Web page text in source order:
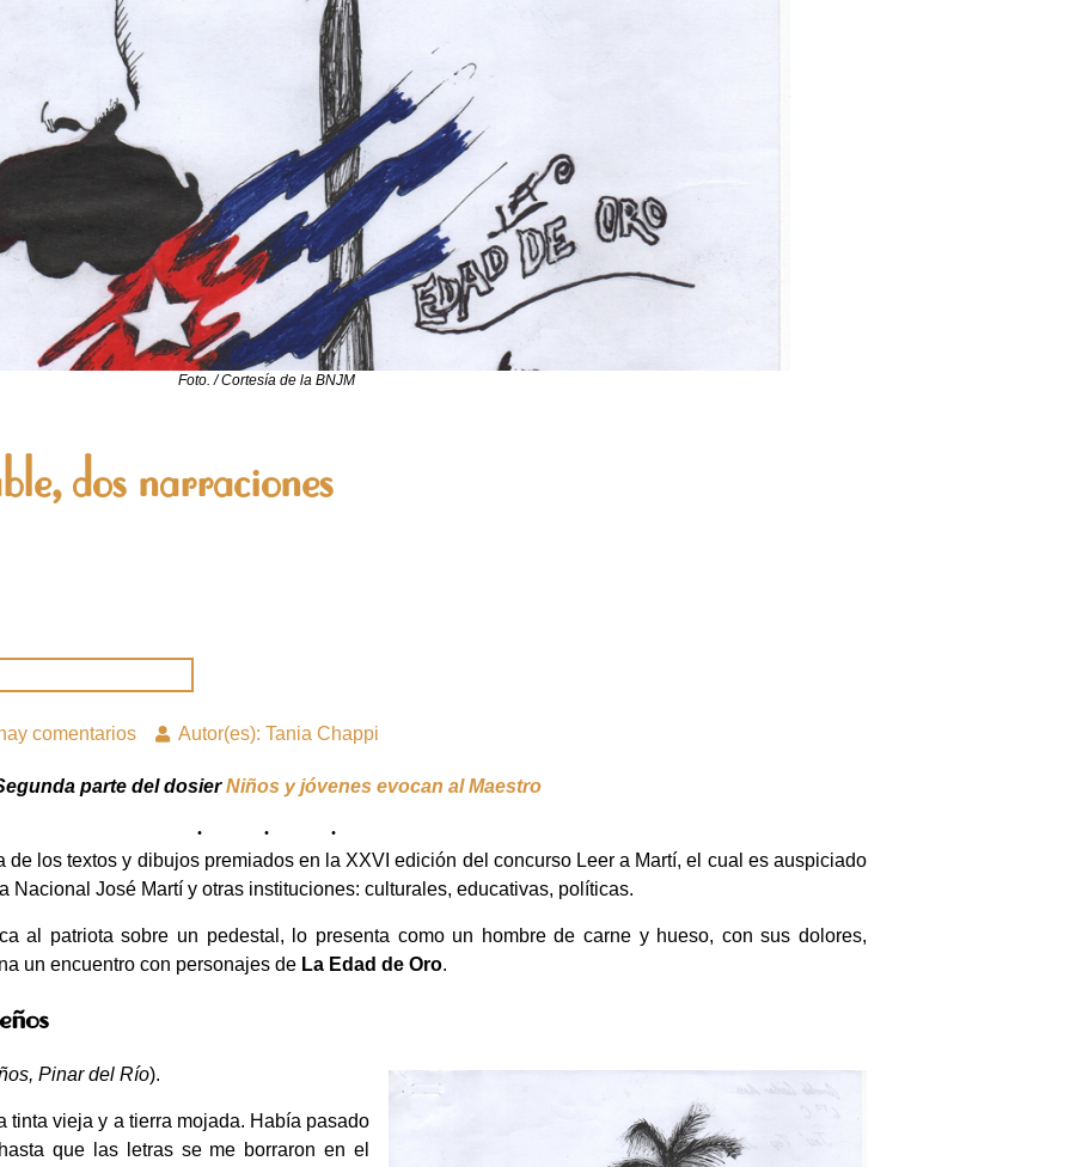
Foto. / Cortesía de la BNJM
dos narraciones
comentarios Autor(es): Tania Chappi
parte del dosierNiños y jóvenes evocan al Maestro
de los textos y dibujos premiados en la XXVI edición del concurso Leer a Martí, el cual es auspiciado
Nacional José Martí y otras instituciones: culturales, educativas, políticas.
al patriota sobre un pedestal, lo presenta como un hombre de carne y hueso, con sus dolores,
un encuentro con personajes de La Edad de Oro.
Pinar del Río).
tinta vieja y a tierra mojada. Había pasado
que las letras se me borraron en el